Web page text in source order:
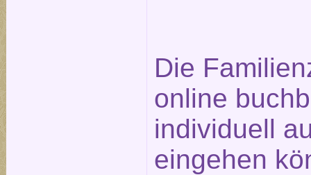
Die
online
individuell
eingehen